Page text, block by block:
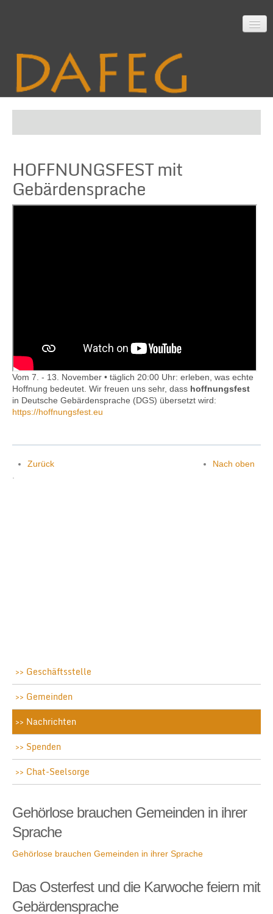
Mitarbeit
HOFFNUNGSFEST mit
Gebärdensprache
Vom 7. - 13. November • täglich 20:00 Uhr: erleben, was echte
Hoffnung bedeutet. Wir freuen uns sehr, dass hoffnungsfest
in Deutsche Gebärdensprache (DGS) übersetzt wird:
https://hoffnungsfest.eu
Zurück
Nach oben
Geschäftsstelle
Gemeinden
Nachrichten
Spenden
Chat-Seelsorge
Gehörlose brauchen Gemeinden in ihrer
Sprache
Gehörlose brauchen Gemeinden in ihrer Sprache
Das Osterfest und die Karwoche feiern mit
Gebärdensprache